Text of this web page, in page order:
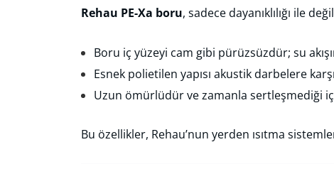
Rehau PE-Xa boru, sadece dayanıklılığı ile
Boru iç yüzeyi cam gibi pürüzsüzdür; su
Esnek polietilen yapısı akustik darbelere
Uzun ömürlüdür ve zamanla sertleşmediği
Bu özellikler, Rehau’nun yerden ısıtma